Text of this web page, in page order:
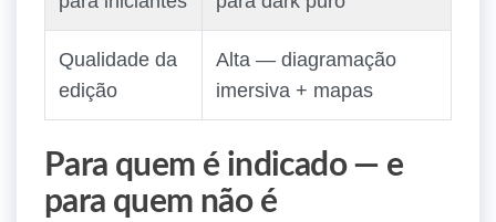
Qualidade da
edição
Alta — diagramação
imersiva + mapas
Para quem é indicado — e
para quem não é